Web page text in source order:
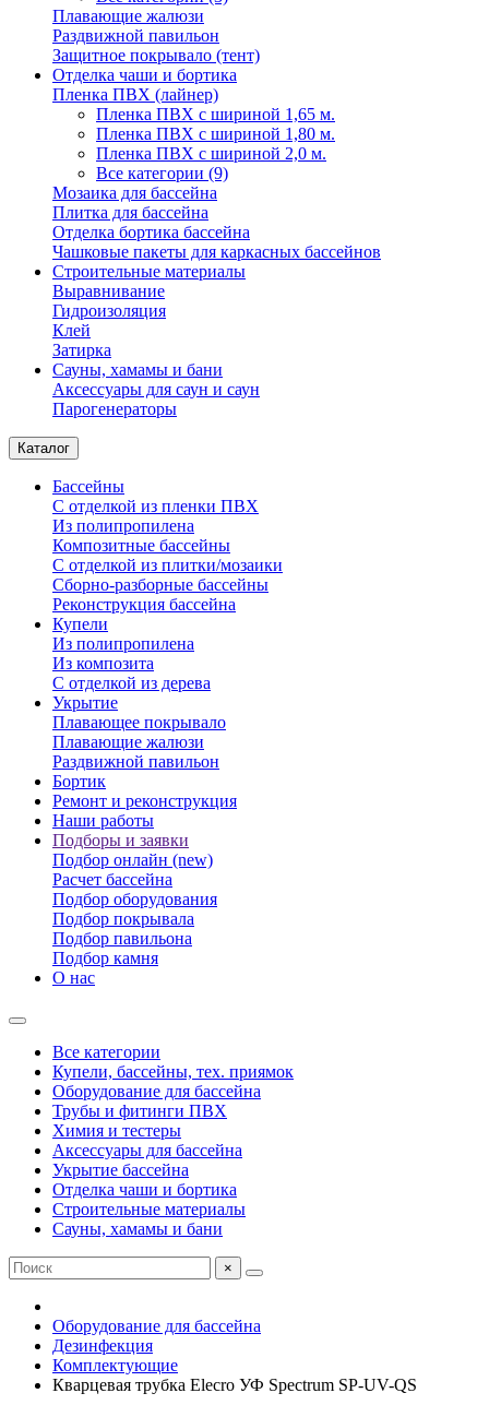
Плавающие жалюзи
Раздвижной павильон
Защитное покрывало (тент)
Отделка чаши и бортика
Пленка ПВХ (лайнер)
Пленка ПВХ с шириной 1,65 м.
Пленка ПВХ с шириной 1,80 м.
Пленка ПВХ с шириной 2,0 м.
Все категории (9)
Мозаика для бассейна
Плитка для бассейна
Отделка бортика бассейна
Чашковые пакеты для каркасных бассейнов
Строительные материалы
Выравнивание
Гидроизоляция
Клей
Затирка
Сауны, хамамы и бани
Аксессуары для саун и саун
Парогенераторы
Каталог
Бассейны
С отделкой из пленки ПВХ
Из полипропилена
Композитные бассейны
С отделкой из плитки/мозаики
Сборно-разборные бассейны
Реконструкция бассейна
Купели
Из полипропилена
Из композита
С отделкой из дерева
Укрытие
Плавающее покрывало
Плавающие жалюзи
Раздвижной павильон
Бортик
Ремонт и реконструкция
Наши работы
Подборы и заявки
Подбор онлайн (new)
Расчет бассейна
Подбор оборудования
Подбор покрывала
Подбор павильона
Подбор камня
О нас
Все категории
Купели, бассейны, тех. приямок
Оборудование для бассейна
Трубы и фитинги ПВХ
Химия и тестеры
Аксессуары для бассейна
Укрытие бассейна
Отделка чаши и бортика
Строительные материалы
Сауны, хамамы и бани
×
Оборудование для бассейна
Дезинфекция
Комплектующие
Кварцевая трубка Elecro УФ Spectrum SP-UV-QS